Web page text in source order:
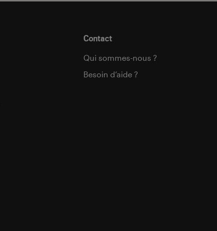
Contact
Qui sommes-nous ?
Besoin d’aide ?